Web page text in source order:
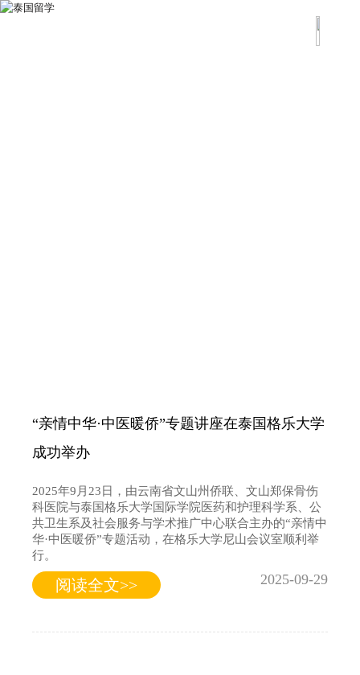
“亲情中华·中医暖侨”专题讲座在泰国格乐大学
成功举办
2025年9月23日，由云南省文山州侨联、文山郑保骨伤
科医院与泰国格乐大学国际学院医药和护理科学系、公
共卫生系及社会服务与学术推广中心联合主办的“亲情中
华·中医暖侨”专题活动，在格乐大学尼山会议室顺利举
行。
阅读全文>> 2025-09-29